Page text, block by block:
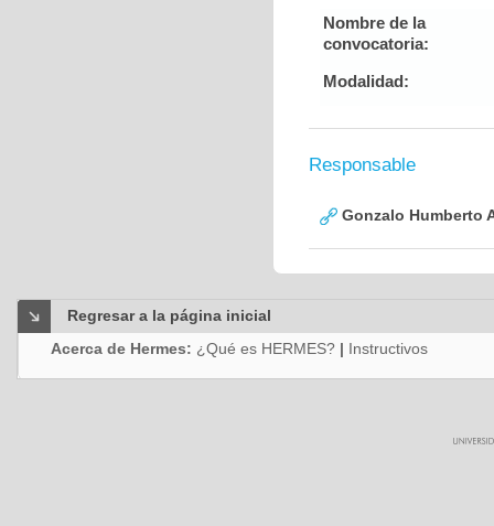
Nombre de la
convocatoria:
Modalidad:
Responsable
Gonzalo Humberto
Regresar a la página inicial
Acerca de Hermes: ¿Qué es HERMES? | Instructivos